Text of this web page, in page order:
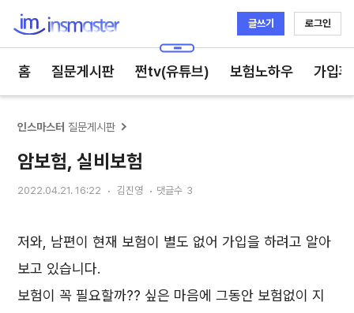
글쓰기 로그인
홈 질문게시판 쩐tv(유튜브) 보험노하우 가입
인스마스터 질문게시판
암보험, 실비보험
2022.04.21. 16:22 김진영 댓글수 3
저와, 남편이 현재 보험이 별도 없어 가입을 하려고 알아
보고 있습니다.
보험이 꼭 필요할까?? 싶은 마음에 그동안 보험없이 지